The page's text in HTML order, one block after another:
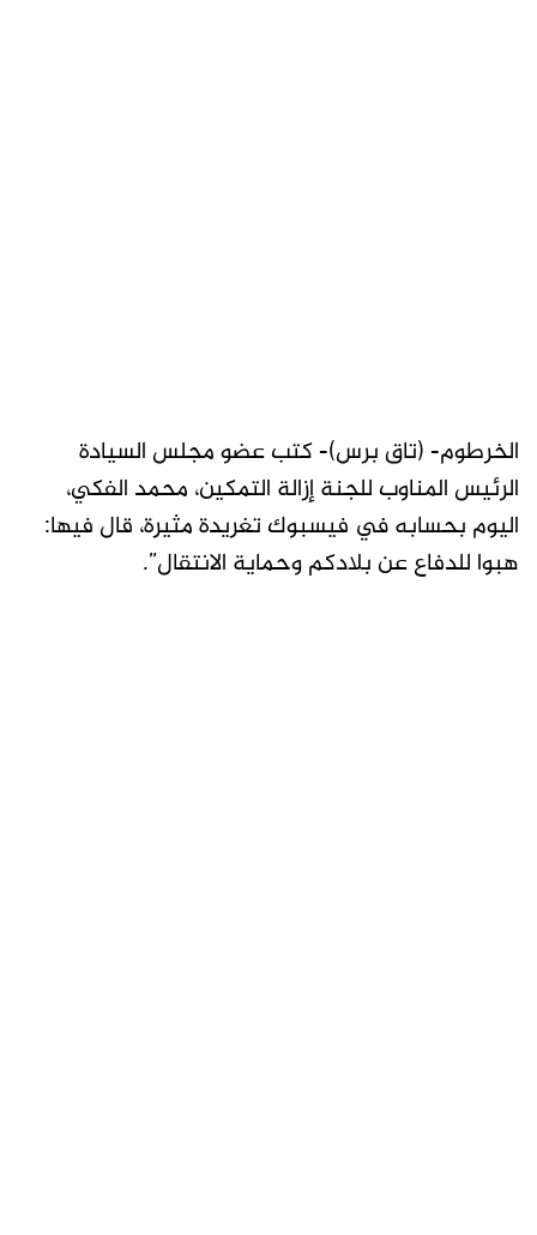
الخرطوم- (تاق برس)- كتب عضو مجلس السيادة
الرئيس المناوب للجنة إزالة التمكين، محمد الفكي،
اليوم بحسابه في فيسبوك تغريدة مثيرة، قال فيها:
هبوا للدفاع عن بلادكم وحماية الانتقال”.